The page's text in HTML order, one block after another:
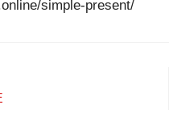
simple-present/